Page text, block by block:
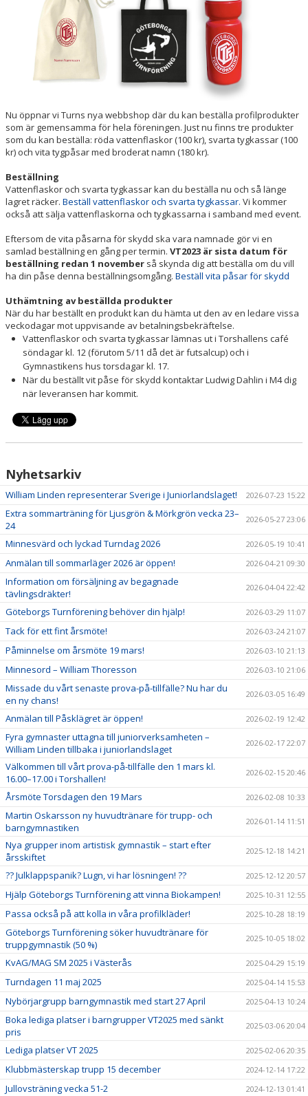
HALLSCHEMA VT2026
MAJVOLTEN
Nu öppnar vi Turns nya webbshop där du kan beställa profilprodukter
som är gemensamma för hela föreningen. Just nu finns tre produkter
som du kan beställa: röda vattenflaskor (100 kr), svarta tygkassar (100
kr) och vita tygpåsar med broderat namn (180 kr).
Beställning
Vattenflaskor och svarta tygkassar kan du beställa nu och så länge
lagret räcker. Beställ vattenflaskor och svarta tygkassar. Vi kommer
också att sälja vattenflaskorna och tygkassarna i samband med event.
Eftersom de vita påsarna för skydd ska vara namnade gör vi en
samlad beställning en gång per termin. VT2023 är sista datum för
beställning redan 1 november så skynda dig att beställa om du vill
ha din påse denna beställningsomgång. Beställ vita påsar för skydd
Uthämtning av beställda produkter
När du har beställt en produkt kan du hämta ut den av en ledare vissa
veckodagar mot uppvisande av betalningsbekräftelse.
Vattenflaskor och svarta tygkassar lämnas ut i Torshallens café
söndagar kl. 12 (förutom 5/11 då det är futsalcup) och i
Gymnastikens hus torsdagar kl. 17.
När du beställt vit påse för skydd kontaktar Ludwig Dahlin i M4 dig
när leveransen har kommit.
Nyhetsarkiv
William Linden representerar Sverige i Juniorlandslaget! 2026-07-23 15:22
Extra sommarträning för Ljusgrön & Mörkgrön vecka 23–
24
2026-05-27 23:06
Minnesvärd och lyckad Turndag 2026 2026-05-19 10:41
Anmälan till sommarläger 2026 är öppen! 2026-04-21 09:30
Information om försäljning av begagnade
tävlingsdräkter!
2026-04-04 22:42
Göteborgs Turnförening behöver din hjälp! 2026-03-29 11:07
Tack för ett fint årsmöte! 2026-03-24 21:07
Påminnelse om årsmöte 19 mars! 2026-03-10 21:13
Minnesord – William Thoresson 2026-03-10 21:06
Missade du vårt senaste prova-på-tillfälle? Nu har du
en ny chans!
2026-03-05 16:49
Anmälan till Påsklägret är öppen! 2026-02-19 12:42
Fyra gymnaster uttagna till juniorverksamheten –
William Linden tillbaka i juniorlandslaget
2026-02-17 22:07
Välkommen till vårt prova-på-tillfälle den 1 mars kl.
16.00–17.00 i Torshallen!
2026-02-15 20:46
Årsmöte Torsdagen den 19 Mars 2026-02-08 10:33
Martin Oskarsson ny huvudtränare för trupp- och
barngymnastiken
2026-01-14 11:51
Nya grupper inom artistisk gymnastik – start efter
årsskiftet
2025-12-18 14:21
?? Julklappspanik? Lugn, vi har lösningen! ?? 2025-12-12 20:57
Hjälp Göteborgs Turnförening att vinna Biokampen! 2025-10-31 12:55
Passa också på att kolla in våra profilkläder! 2025-10-28 18:19
Göteborgs Turnförening söker huvudtränare för
truppgymnastik (50 %)
2025-10-05 18:02
KvAG/MAG SM 2025 i Västerås 2025-04-29 15:19
Turndagen 11 maj 2025 2025-04-14 15:53
Nybörjargrupp barngymnastik med start 27 April 2025-04-13 10:24
Boka lediga platser i barngrupper VT2025 med sänkt
pris
2025-03-06 20:04
Lediga platser VT 2025 2025-02-06 20:35
Klubbmästerskap trupp 15 december 2024-12-14 17:22
Jullovsträning vecka 51-2 2024-12-13 01:41